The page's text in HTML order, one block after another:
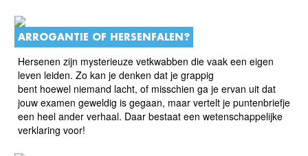
ARROGANTIE OF HERSENFALEN?
Hersenen zijn mysterieuze vetkwabben die vaak een eigen
leven leiden. Zo kan je denken dat je grappig
bent hoewel niemand lacht, of misschien ga je ervan uit dat
jouw examen geweldig is gegaan, maar vertelt je puntenbriefje
een heel ander verhaal. Daar bestaat een wetenschappelijke
verklaring voor!